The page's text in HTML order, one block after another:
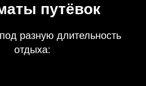
путёвок
разную длительность
отдыха: